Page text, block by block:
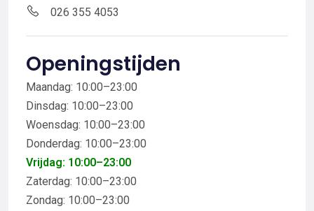
026 355 4053
Openingstijden
Maandag: 10:00–23:00
Dinsdag: 10:00–23:00
Woensdag: 10:00–23:00
Donderdag: 10:00–23:00
Vrijdag: 10:00–23:00
Zaterdag: 10:00–23:00
Zondag: 10:00–23:00